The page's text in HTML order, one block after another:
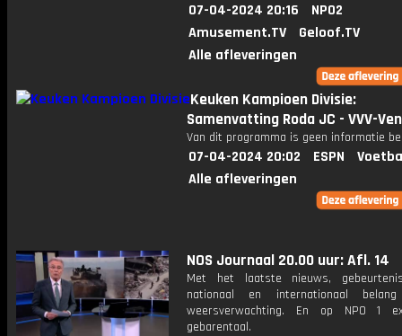
07-04-2024 20:16
NPO2
Amusement.TV
Geloof.TV
Alle afleveringen
Keuken Kampioen Divisie:
Samenvatting Roda JC - VVV-
Van dit programma is geen informatie
07-04-2024 20:02 ESPN
Alle afleveringen
NOS Journaal 20.00 uur: Afl. 14
Met het laatste nieuws,
nationaal en internationaal
weersverwachting. En op NPO 1
gebarentaal.